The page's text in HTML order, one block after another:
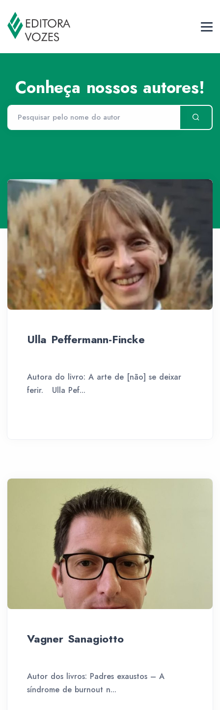
Conheça nossos autores!
Ulla Peffermann-Fincke
Autora do livro: A arte de [não] se deixar
ferir. Ulla Pef...
Vagner Sanagiotto
Autor dos livros: Padres exaustos – A
síndrome de burnout n...